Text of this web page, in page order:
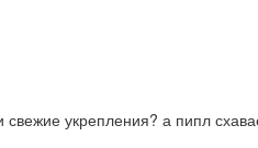
укрепления? а пипл